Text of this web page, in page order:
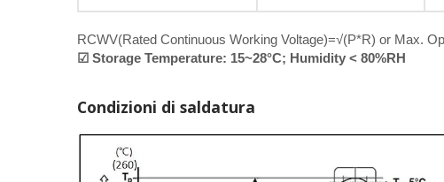
RCWV(Rated Continuous Working Voltage)=√(P*R) or Max.
☑ Storage Temperature: 15~28°C; Humidity < 80%RH
Condizioni di saldatura